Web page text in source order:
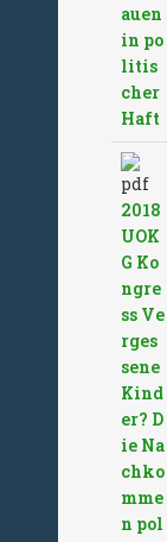
auen
in po
litis
cher
Haft
2018
UOK
G Ko
ngre
ss Ve
rges
sene
Kind
er? D
ie Na
chko
mme
n pol